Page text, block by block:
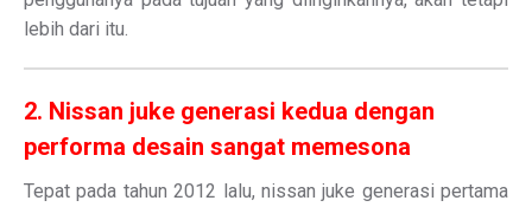
lebih dari itu.
2. Nissan juke generasi kedua dengan
performa desain sangat memesona
Tepat pada tahun 2012 lalu, nissan juke generasi pertama